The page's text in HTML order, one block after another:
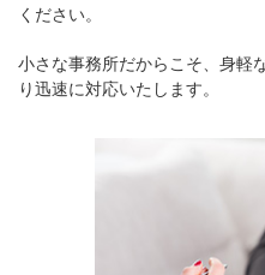
ください。
小さな事務所だからこそ、身軽
り迅速に対応いたします。